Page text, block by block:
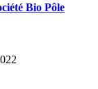
Bio Pôle